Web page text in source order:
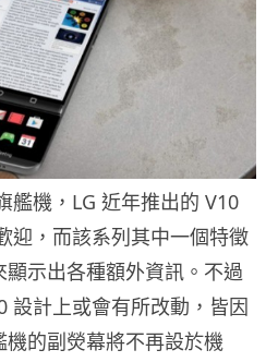
艦機，LG 近年推出的 V10
迎，而該系列其中一個特徵
示出各種額外資訊。不過
設計上或會有所改動，皆因
的副熒幕將不再設於機